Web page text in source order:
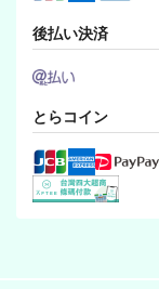
後払い決済
とらコイン